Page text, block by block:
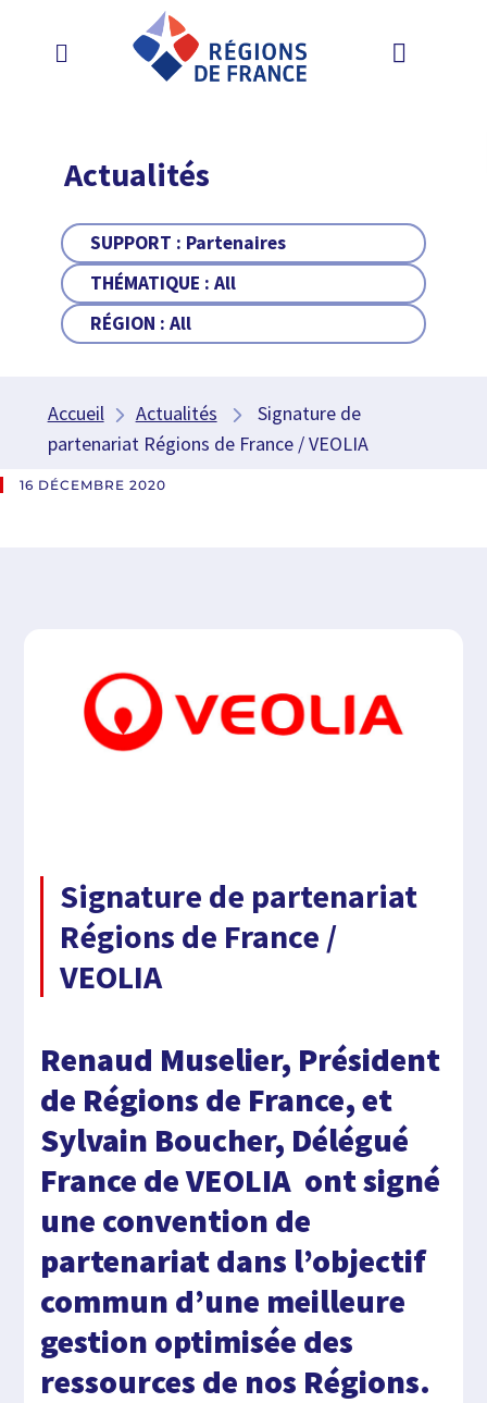
Actualités
SUPPORT : Partenaires
THÉMATIQUE :All
RÉGION :All
Accueil Actualités
Signature de
partenariat Régions de France / VEOLIA
16 DÉCEMBRE 2020
Signature de partenariat
Régions de France /
VEOLIA
Renaud Muselier, Président
de Régions de France, et
Sylvain Boucher, Délégué
France de VEOLIA ont signé
une convention de
partenariat dans l’objectif
commun d’une meilleure
gestion optimisée des
ressources de nos Régions.